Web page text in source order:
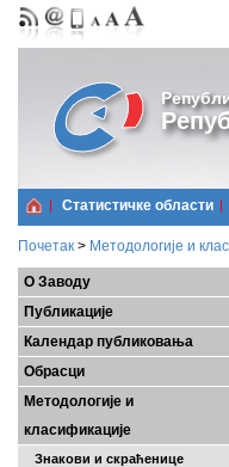
Статистичке области
Почетак > Методологије и
О Заводу
Публикације
Календар публиковања
Обрасци
Методологије и
класификације
Знакови и скраћенице